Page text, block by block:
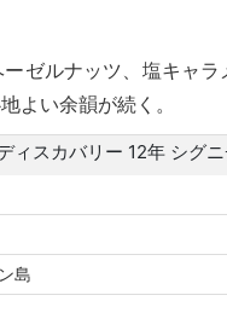
ゼルナッツ、塩キャ
よい余韻が続く。
スカバリー 12年 シグ
島